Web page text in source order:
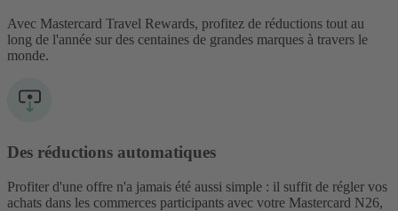
Avec Mastercard Travel Rewards, profitez de réductions tout au
long de l'année sur des centaines de grandes marques à travers le
monde.
Des réductions automatiques
Profiter d'une offre n'a jamais été aussi simple : il suffit de régler vos
achats dans les commerces participants avec votre Mastercard N26,